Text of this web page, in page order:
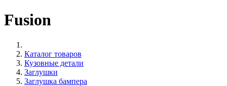
Fusion
Каталог товаров
Кузовные детали
Заглушки
Заглушка бампера